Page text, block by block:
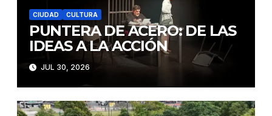
CIUDAD CULTURA
PUNTERA DE ACERO: DE LAS
IDEAS A LA ACCIÓN
JUL 30, 2026